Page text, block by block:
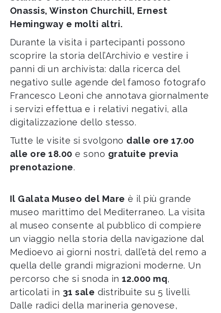
Onassis, Winston Churchill, Ernest
Hemingway e molti altri.
Durante la visita i partecipanti possono
scoprire la storia dell’Archivio e vestire i
panni di un archivista: dalla ricerca del
negativo sulle agende del famoso fotografo
Francesco Leoni che annotava giornalmente
i servizi effettua e i relativi negativi, alla
digitalizzazione dello stesso.
Tutte le visite si svolgono dalle ore 17.00
alle ore 18.00 e sono gratuite previa
prenotazione.
Il Galata Museo del Mare è il più grande
museo marittimo del Mediterraneo. La visita
al museo consente al pubblico di compiere
un viaggio nella storia della navigazione dal
Medioevo ai giorni nostri, dall’età del remo a
quella delle grandi migrazioni moderne. Un
percorso che si snoda in 12.000 mq,
articolati in 31 sale distribuite su 5 livelli.
Dalle radici della marineria genovese,